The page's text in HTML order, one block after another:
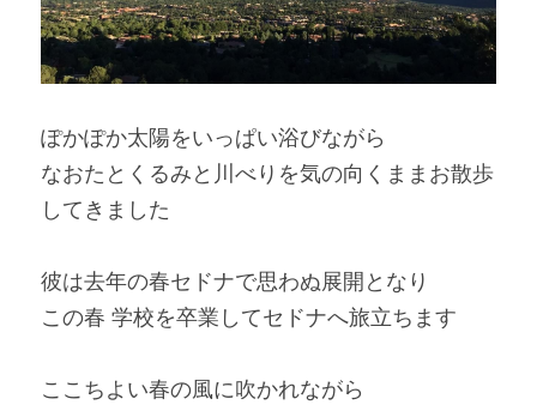
ぽかぽか太陽をいっぱい浴びながら
なおたとくるみと川べりを気の向くままお散歩
してきました
彼は去年の春セドナで思わぬ展開となり
この春 学校を卒業してセドナへ旅立ちます
ここちよい春の風に吹かれながら